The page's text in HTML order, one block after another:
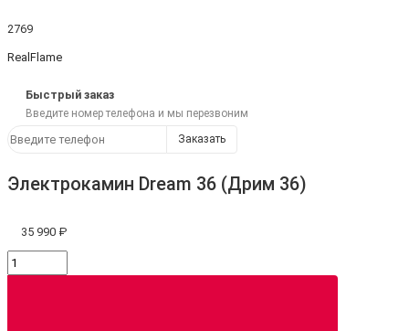
2769
RealFlame
Быстрый заказ
Введите номер телефона и мы перезвоним
Заказать
Электрокамин Dream 36 (Дрим 36)
35 990 ₽